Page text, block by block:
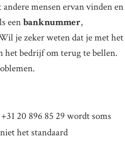
mensen ervan vinden en
eenbanknummer,
je zeker weten dat je met het
het bedrijf om terug te bellen.
20 896 85 29 wordt soms
het standaard